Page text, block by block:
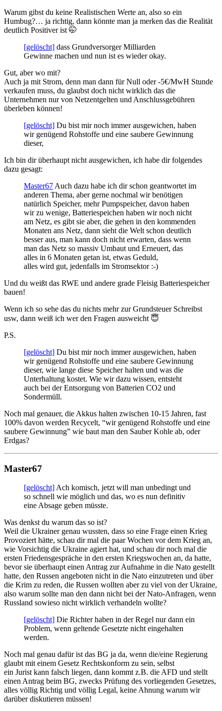
Warum gibst du keine Realistischen Werte an, also so ein
Humbug?… ja richtig, dann könnte man ja merken das die Realität
deutlich Positiver ist 🤭
[gelöscht] dass Grundversorger Milliarden
Gewinne machen und nun ist es wieder okay.
Gut, aber wo mit?
Auch ja mit Strom, denn man dann für Null oder -5€/MwH Stunde
verkaufen muss, du glaubst doch nicht wirklich das die
Unternehmen nur von Netzentgelten und Anschlussgebühren
überleben können!
[gelöscht] Du bist mir noch immer ausgewichen, haben
wir genügend Rohstoffe und eine saubere Gewinnung
dieser,
Ich bin dir überhaupt nicht ausgewichen, ich habe dir folgendes
dazu gesagt:
Master67 Auch dazu habe ich dir schon geantwortet im
anderen Thema, aber gerne nochmal wir benötigen
natürlich Speicher, mehr Pumpspeicher, davon haben
wir zu wenige, Batteriespeichen haben wir noch nicht
am Netz, es gibt sie aber, die gehen in den kommenden
Monaten ans Netz, dann sieht die Welt schon deutlich
besser aus, man kann doch nicht erwarten, dass wenn
man das Netz so massiv Umbaut und Erneuert, das
alles in 6 Monaten getan ist, etwas Geduld,
alles wird gut, jedenfalls im Stromsektor :-)
Und du weißt das RWE und andere grade Fleisig Batteriespeicher
bauen!
Wenn ich so sehe das du nichts mehr zur Grundsteuer Schreibst
usw, dann weiß ich wer den Fragen ausweicht 😇
P.S.
[gelöscht] Du bist mir noch immer ausgewichen, haben
wir genügend Rohstoffe und eine saubere Gewinnung
dieser, wie lange diese Speicher halten und was die
Unterhaltung kostet. Wie wir dazu wissen, entsteht
auch bei der Entsorgung von Batterien CO2 und
Sondermüll.
Noch mal genauer, die Akkus halten zwischen 10-15 Jahren, fast
100% davon werden Recycelt, “wir genügend Rohstoffe und eine
saubere Gewinnung” wie baut man den Sauber Kohle ab, oder
Erdgas?
Master67
[gelöscht] Ach komisch, jetzt will man unbedingt und
so schnell wie möglich und das, wo es nun definitiv
eine Absage geben müsste.
Was denkst du warum das so ist?
Weil die Ukrainer genau wussten, dass so eine Frage einen Krieg
Provoziert hätte, schau dir mal die paar Wochen vor dem Krieg an,
wie Vorsichtig die Ukraine agiert hat, und schau dir noch mal die
ersten Friedensgespräche in den ersten Kriegswochen an, da hatte,
bevor sie überhaupt einen Antrag zur Aufnahme in die Nato gestellt
hatte, den Russen angeboten nicht in die Nato einzutreten und über
die Krim zu reden, die Russen wollten aber zu viel von der Ukraine,
also warum sollte man den dann nicht bei der Nato-Anfragen, wenn
Russland sowieso nicht wirklich verhandeln wollte?
[gelöscht] Die Richter haben in der Regel nur dann ein
Problem, wenn geltende Gesetzte nicht eingehalten
werden.
Noch mal genau dafür ist das BG ja da, wenn die/eine Regierung
glaubt mit einem Gesetz Rechtskonform zu sein, selbst
ein Jurist kann falsch liegen, dann kommt z.B. die AFD und stellt
einen Antrag beim BG, zwecks Prüfung des vorliegenden Gesetzes,
alles völlig Richtig und völlig Legal, keine Ahnung warum wir
darüber diskutieren müssen!